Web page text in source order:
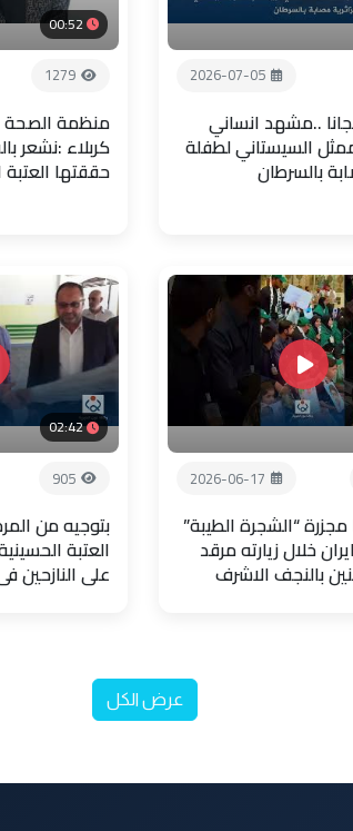
2026-07-05
..مشهد انساني
السيستاني لطفلة
بالسرطان
00:52
1279
منظمة الصحة
كربلاء :نشعر
حققتها
2026-06-17
“الشجرة الطيبة”
خلال زيارته مرقد
بالنجف الاشرف
02:42
905
بتوجيه من
العتبة
على النازحين
عرض الكل